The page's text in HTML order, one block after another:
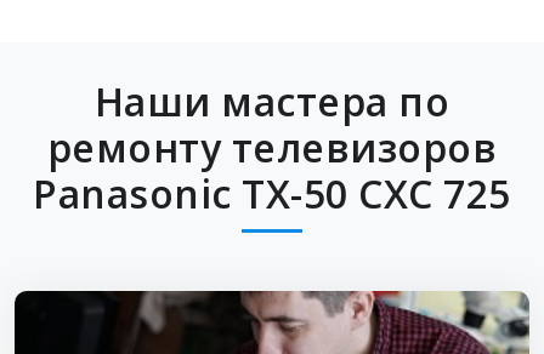
Наши мастера по
ремонту телевизоров
Panasonic TX-50 CXC 725